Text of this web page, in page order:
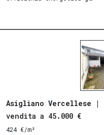
Asigliano Vercellese |
vendita a 45.000 €
424 €/m²